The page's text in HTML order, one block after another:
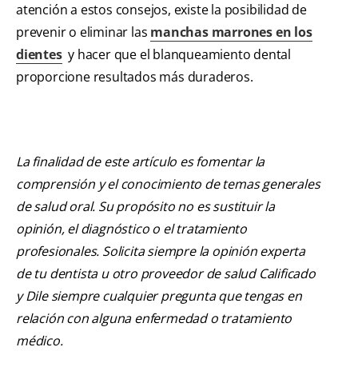
atención a estos consejos, existe la posibilidad de
prevenir o eliminar las manchas marrones en los
dientesy hacer que el blanqueamiento dental
proporcione resultados más duraderos.
La finalidad de este artículo es fomentar la
comprensión y el conocimiento de temas generales
de salud oral. Su propósito no es sustituir la
opinión, el diagnóstico o el tratamiento
profesionales. Solicita siempre la opinión experta
de tu dentista u otro proveedor de salud Calificado
y Dile siempre cualquier pregunta que tengas en
relación con alguna enfermedad o tratamiento
médico.